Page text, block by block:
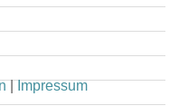
|Impressum